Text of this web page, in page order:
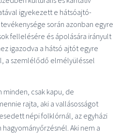
igyekezett e hátsóajtó-
során azonban egyre
fellelésére és ápolására irányult
igazodva a hátsó ajtót egyre
a szemlélődő elmélyüléssel
csak kapu, de
rajta, aki a vallásosságot
népi folklórnál, az egyházi
Aki nem a